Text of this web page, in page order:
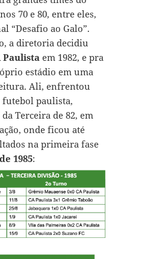
70 e 80, entre eles,
“Desafio ao Galo”.
a diretoria decidiu
Paulistaem 1982, e pra
estádio em uma
Ali, enfrentou
paulista,
Terceira de 82, em
onde ficou até
na primeira fase
1985: